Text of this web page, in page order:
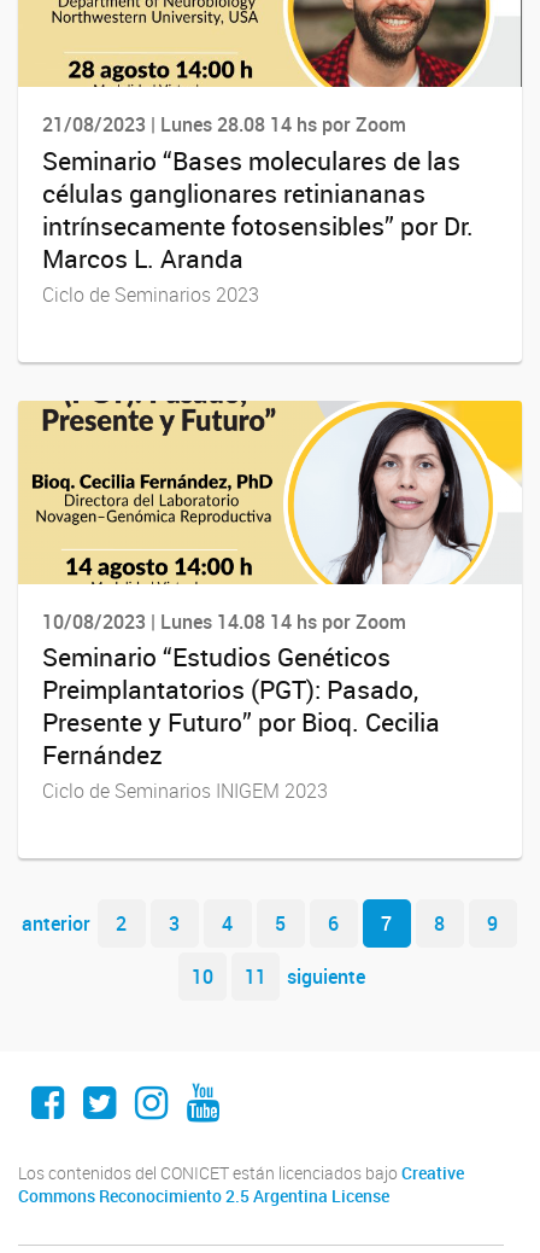
21/08/2023 | Lunes 28.08 14 hs por Zoom
Seminario “Bases moleculares de las
células ganglionares retiniananas
intrínsecamente fotosensibles” por Dr.
Marcos L. Aranda
Ciclo de Seminarios 2023
10/08/2023 | Lunes 14.08 14 hs por Zoom
Seminario “Estudios Genéticos
Preimplantatorios (PGT): Pasado,
Presente y Futuro” por Bioq. Cecilia
Fernández
Ciclo de Seminarios INIGEM 2023
Navegador de artículos
anterior 2 3 4 5 6 7 8
9
10
11 siguiente
Facebook
Twitter
Instagram
Youtube
Los contenidos del CONICET están licenciados bajo Creative
Commons Reconocimiento 2.5 Argentina License